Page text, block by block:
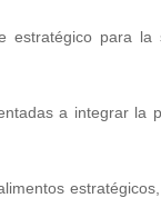
estratégico para la
a integrar la